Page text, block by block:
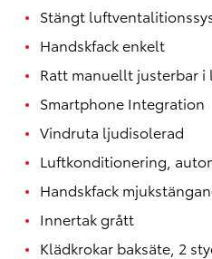
Stängt
Handskfack enkelt
Ratt manuellt justerbar i
Smartphone Integration
Vindruta ljudisolerad
Luftkonditionering,
Handskfack
Innertak grått
Klädkrokar baksäte, 2